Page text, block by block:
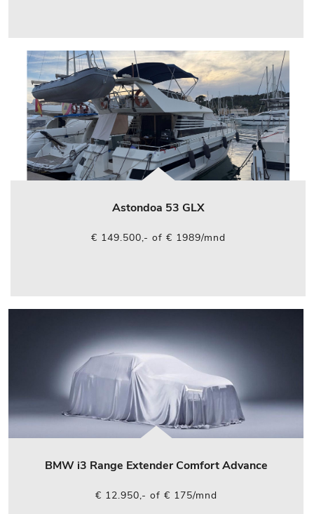
Astondoa 53 GLX
€ 149.500,- of € 1989/mnd
BMW i3 Range Extender Comfort Advance
€ 12.950,- of € 175/mnd